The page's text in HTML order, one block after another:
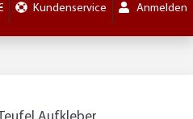
Kundenservice Anmelden